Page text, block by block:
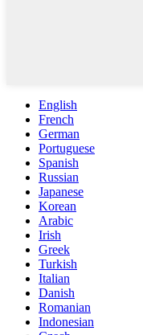
English
French
German
Portuguese
Spanish
Russian
Japanese
Korean
Arabic
Irish
Greek
Turkish
Italian
Danish
Romanian
Indonesian